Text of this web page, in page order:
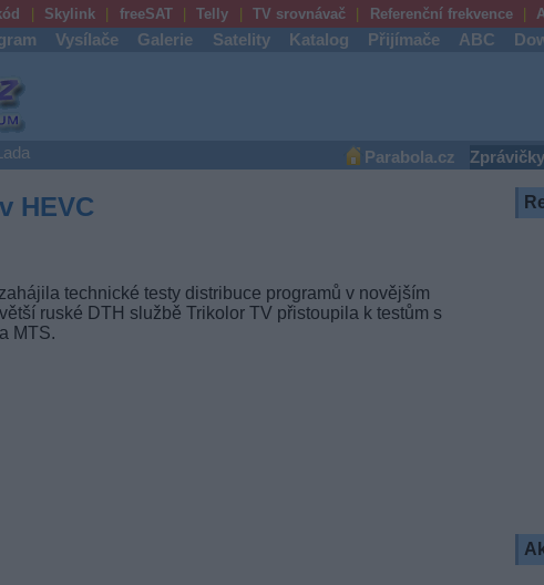
Skylink freeSAT Telly TV srovnávač Referenční frekvence
Vysílače Galerie Satelity Katalog Přijímače ABC
Parabola.cz Zprávičky
HEVC
technické testy distribuce programů v novějším
ruské DTH službě Trikolor TV přistoupila k testům s
MTS.